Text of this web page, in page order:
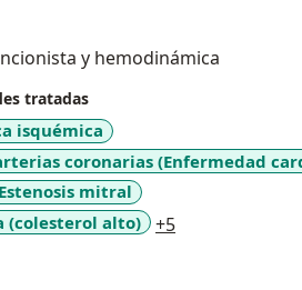
y hemodinámica
tratadas
isquémica
coronarias (Enfermedad
Estenosis mitral
(colesterol alto)
+5